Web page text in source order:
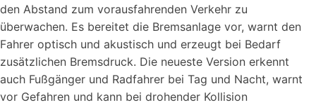
den Abstand zum vorausfahrenden Verkehr zu
überwachen. Es bereitet die Bremsanlage vor, warnt den
Fahrer optisch und akustisch und erzeugt bei Bedarf
zusätzlichen Bremsdruck. Die neueste Version erkennt
auch Fußgänger und Radfahrer bei Tag und Nacht, warnt
vor Gefahren und kann bei drohender Kollision